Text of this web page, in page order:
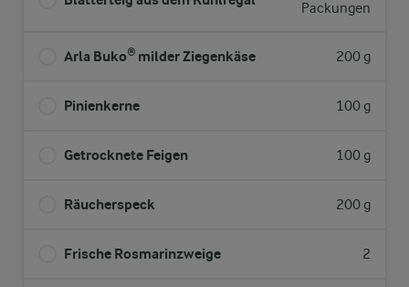
Packungen
Arla Buko® milder Ziegenkäse 200 g
Pinienkerne 100 g
Getrocknete Feigen 100 g
Räucherspeck 200 g
Frische Rosmarinzweige 2